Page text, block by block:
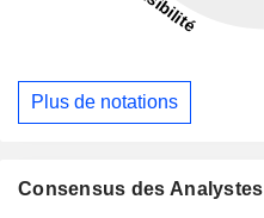
Plus de notations
Consensus des Analystes